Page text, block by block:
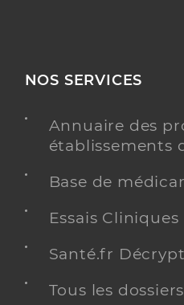
NOS SERVICES
Annuaire des
établissements
Base de
Essais Cliniques
Santé.fr
Tous les